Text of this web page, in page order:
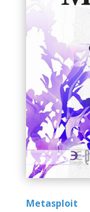
Metasploit